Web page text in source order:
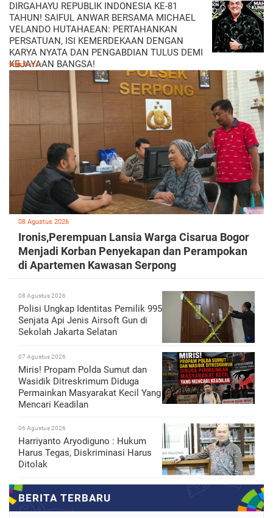
DIRGAHAYU REPUBLIK INDONESIA KE-81
TAHUN! SAIFUL ANWAR BERSAMA MICHAEL
VELANDO HUTAHAEAN: PERTAHANKAN
PERSATUAN, ISI KEMERDEKAAN DENGAN
KARYA NYATA DAN PENGABDIAN TULUS DEMI
KEJAYAAN BANGSA!
08 Agustus 2026
Ironis,Perempuan Lansia Warga Cisarua Bogor
Menjadi Korban Penyekapan dan Perampokan
di Apartemen Kawasan Serpong
08 Agustus 2026
Polisi Ungkap Identitas Pemilik 995
Senjata Api Jenis Airsoft Gun di
Sekolah Jakarta Selatan
07 Agustus 2026
Miris! Propam Polda Sumut dan
Wasidik Ditreskrimum Diduga
Permainkan Masyarakat Kecil Yang
Mencari Keadilan
06 Agustus 2026
Harriyanto Aryodiguno : Hukum
Harus Tegas, Diskriminasi Harus
Ditolak